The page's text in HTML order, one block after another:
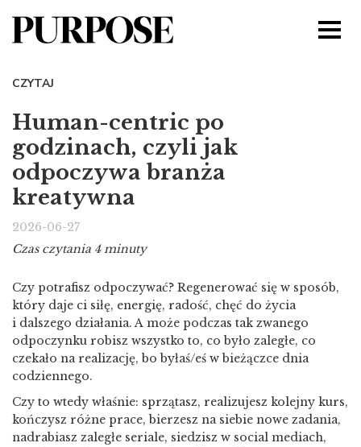
CZYTAJ
Human-centric po
godzinach, czyli jak
odpoczywa branża
kreatywna
2026-06-27
Czas czytania 4 minuty
Czy potrafisz odpoczywać? Regenerować się w sposób,
który daje ci siłę, energię, radość, chęć do życia
i dalszego działania. A może podczas tak zwanego
odpoczynku robisz wszystko to, co było zaległe, co
czekało na realizację, bo byłaś/eś w bieżączce dnia
codziennego.
Czy to wtedy właśnie: sprzątasz, realizujesz kolejny kurs,
kończysz różne prace, bierzesz na siebie nowe zadania,
nadrabiasz zaległe seriale, siedzisz w social mediach,